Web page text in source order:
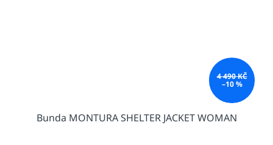
4 490 KČ
–10 %
Bunda MONTURA SHELTER JACKET WOMAN